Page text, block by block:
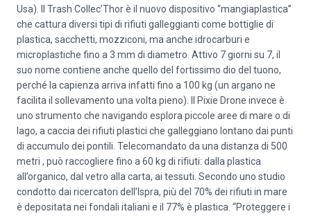
Usa). Il Trash Collec’Thor è il nuovo dispositivo “mangiaplastica”
che cattura diversi tipi di rifiuti galleggianti come bottiglie di
plastica, sacchetti, mozziconi, ma anche idrocarburi e
microplastiche fino a 3 mm di diametro. Attivo 7 giorni su 7, il
suo nome contiene anche quello del fortissimo dio del tuono,
perché la capienza arriva infatti fino a 100 kg (un argano ne
facilita il sollevamento una volta pieno). Il Pixie Drone invece è
uno strumento che navigando esplora piccole aree di mare o di
lago, a caccia dei rifiuti plastici che galleggiano lontano dai punti
di accumulo dei pontili. Telecomandato da una distanza di 500
metri , può raccogliere fino a 60 kg di rifiuti: dalla plastica
all’organico, dal vetro alla carta, ai tessuti. Secondo uno studio
condotto dai ricercatori dell’Ispra, più del 70% dei rifiuti in mare
è depositata nei fondali italiani e il 77% è plastica. “Proteggere i